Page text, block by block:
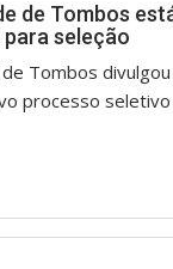
de Tombos
seleção
Tombos
processo seletivo